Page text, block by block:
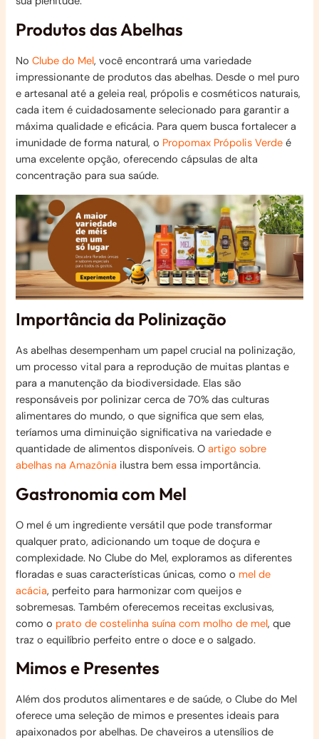
Produtos das Abelhas
NoClube do Mel, você encontrará uma variedade
impressionante de produtos das abelhas. Desde o mel puro
e artesanal até a geleia real, própolis e cosméticos naturais,
cada item é cuidadosamente selecionado para garantir a
máxima qualidade e eficácia. Para quem busca fortalecer a
imunidade de forma natural, o Propomax Própolis Verde é
uma excelente opção, oferecendo cápsulas de alta
concentração para sua saúde.
Importância da Polinização
As abelhas desempenham um papel crucial na polinização,
um processo vital para a reprodução de muitas plantas e
para a manutenção da biodiversidade. Elas são
responsáveis por polinizar cerca de 70% das culturas
alimentares do mundo, o que significa que sem elas,
teríamos uma diminuição significativa na variedade e
quantidade de alimentos disponíveis. Oartigo sobre
abelhas na Amazônia ilustra bem essa importância.
Gastronomia com Mel
O mel é um ingrediente versátil que pode transformar
qualquer prato, adicionando um toque de doçura e
complexidade. No Clube do Mel, exploramos as diferentes
floradas e suas características únicas, como o mel de
acácia, perfeito para harmonizar com queijos e
sobremesas. Também oferecemos receitas exclusivas,
como o prato de costelinha suína com molho de mel, que
traz o equilíbrio perfeito entre o doce e o salgado.
Mimos e Presentes
Além dos produtos alimentares e de saúde, o Clube do Mel
oferece uma seleção de mimos e presentes ideais para
apaixonados por abelhas. De chaveiros a utensílios de